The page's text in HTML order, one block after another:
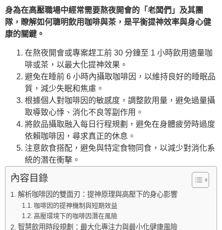
身為在高壓職場中經常需要熬夜開會的「老闆們」及其團
隊，瞭解如何聰明飲用咖啡與茶，是平衡提神效率與身心健
康的關鍵。
在熬夜開會或專案趕工前 30 分鐘至 1 小時飲用適量咖
啡或茶，以最大化提神效果。
避免在睡前 6 小時內攝取咖啡因，以維持良好的睡眠品
質，減少失眠和焦慮。
根據個人對咖啡因的敏感度，調整飲用量，避免過量攝
取導致心悸、消化不良等副作用。
將飲品攝取融入每日行程規劃，避免在身體疲勞時過度
依賴咖啡因，尋求真正的休息。
注意飲食搭配，避免與特定食物同食，以減少對消化系
統的潛在衝擊。
內容目錄
解析咖啡因的雙面刃：提神原理與高壓下的身心影響
咖啡因的提神機制與短期效益
高壓環境下的咖啡因潛在風險
智慧飲用時段規劃：最大化專注力與最小化健康風險